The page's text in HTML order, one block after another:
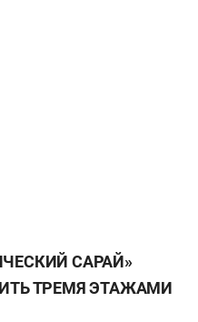
САРАЙ»
ТРЕМЯ ЭТАЖАМИ